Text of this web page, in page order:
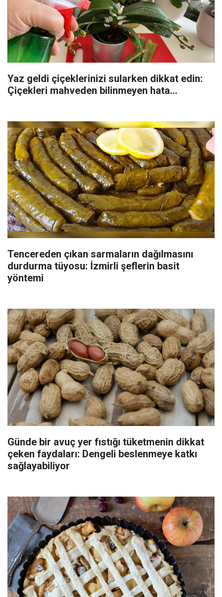
Yaz geldi çiçeklerinizi sularken dikkat edin:
Çiçekleri mahveden bilinmeyen hata...
Tencereden çıkan sarmaların dağılmasını
durdurma tüyosu: İzmirli şeflerin basit
yöntemi
Günde bir avuç yer fıstığı tüketmenin dikkat
çeken faydaları: Dengeli beslenmeye katkı
sağlayabiliyor